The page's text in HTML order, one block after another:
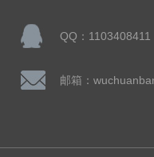
QQ：1103408411